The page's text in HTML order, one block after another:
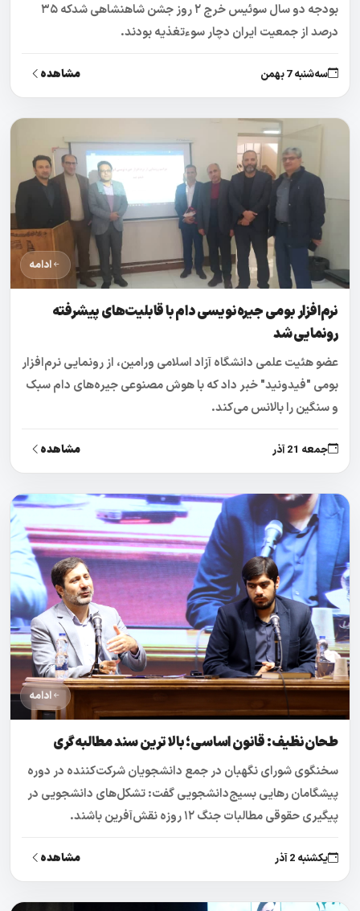
بودجه دو سال سوئیس خرج ۲ روز جشن شاهنشاهی شدکه ۳۵
درصد از جمعیت ایران دچار سوءتغذیه بودند.
سه‌شنبه 7 بهمن مشاهده
ادامه
نرم‌افزار بومی جیره‌نویسی دام با قابلیت‌های پیشرفته
رونمایی شد
عضو هئیت علمی دانشگاه آزاد اسلامی ورامین، از رونمایی نرم‌افزار
بومی "فیدونید" خبر داد که با هوش مصنوعی جیره‌های دام سبک
و سنگین را بالانس می‌کند.
جمعه 21 آذر مشاهده
ادامه
طحان‌نظیف: قانون اساسی؛ بالاترین سند مطالبه‌گری
سخنگوی شورای نگهبان در جمع دانشجویان شرکت‌کننده در دوره
پیشگامان رهایی بسیج‌دانشجویی گفت: تشکل‌های دانشجویی در
پیگیری حقوقی مطالبات جنگ ۱۲ روزه نقش‌آفرین باشند.
یکشنبه 2 آذر مشاهده